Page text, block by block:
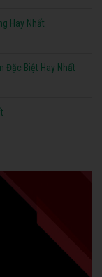
Hay Nhất
Đặc Biệt Hay Nhất